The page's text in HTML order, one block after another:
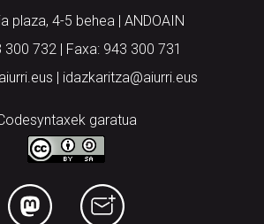
plaza, 4-5 behea | ANDOAIN
300 732 | Faxa: 943 300 731
| idazkaritza@aiurri.eus
garatua